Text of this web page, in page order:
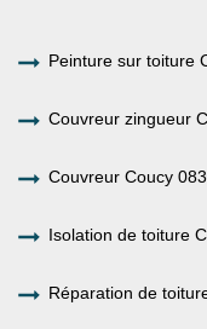
Peinture sur toiture
Couvreur zingueur
Couvreur Coucy
Isolation de toiture
Réparation de